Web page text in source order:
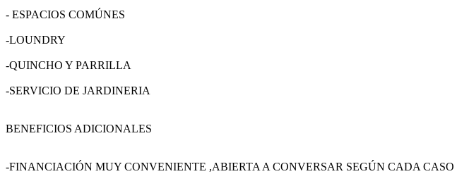
- ESPACIOS COMÚNES
-LOUNDRY
-QUINCHO Y PARRILLA
-SERVICIO DE JARDINERIA
BENEFICIOS ADICIONALES
-FINANCIACIÓN MUY CONVENIENTE ,ABIERTA A CONVERSAR SEGÚN CADA CASO